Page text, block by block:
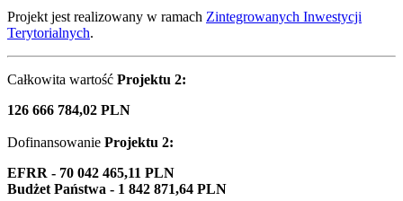
Projekt jest realizowany w ramach Zintegrowanych Inwestycji
Terytorialnych.
Całkowita wartość Projektu 2:
126 666 784,02 PLN
Dofinansowanie Projektu 2:
EFRR - 70 042 465,11 PLN
Budżet Państwa - 1 842 871,64 PLN